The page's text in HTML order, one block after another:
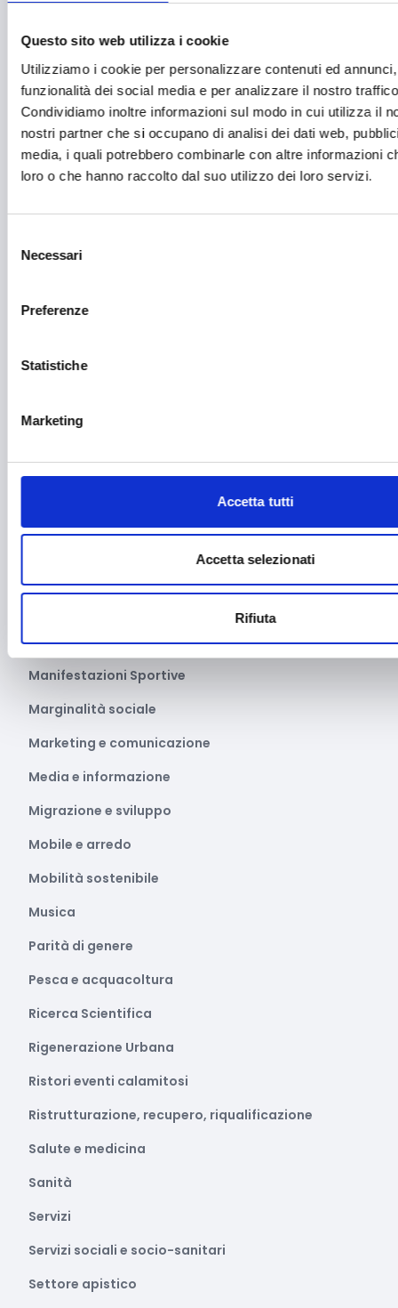
Questo sito web utilizza i cookie
Utilizziamo i cookie per personalizzare contenuti ed
funzionalità dei social media e per analizzare il nostro
Condividiamo inoltre informazioni sul modo in cui utilizza il
nostri partner che si occupano di analisi dei dati web,
media, i quali potrebbero combinarle con altre informazioni
loro o che hanno raccolto dal suo utilizzo dei loro servizi.
delNecessari
Preferenze
Statistiche
Marketing
Accetta tutti
Accetta selezionati
Rifiuta
Farmaceutico
Farmacia e/o chimica
Fashion
Festival e mostre
Fiere ed eventi
Giustizia e sicurezza
Impianti sportivi
Innovazione tecnologica, digitalizzazione, ICT
Internazionalizzazione
Manifestazioni culturali
Manifestazioni Sportive
Marginalità sociale
Marketing e comunicazione
Media e informazione
Migrazione e sviluppo
Mobile e arredo
Mobilità sostenibile
Musica
Parità di genere
Pesca e acquacoltura
Ricerca Scientifica
Rigenerazione Urbana
Ristori eventi calamitosi
Ristrutturazione, recupero, riqualificazione
Salute e medicina
Sanità
Servizi
Servizi sociali e socio-sanitari
Settore apistico